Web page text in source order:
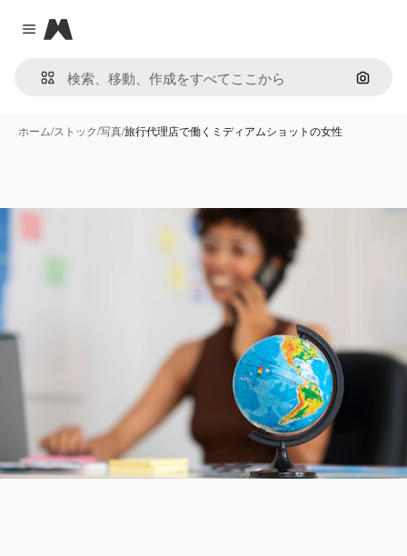
Close menu
Magnific
画像で
ホーム/ストック/写真/旅行代理店で働くミディアムショットの女性